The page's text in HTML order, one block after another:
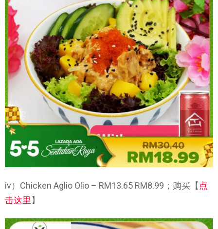
iv）Chicken Aglio Olio – RM13.65 RM8.99；购买【点
击这里】